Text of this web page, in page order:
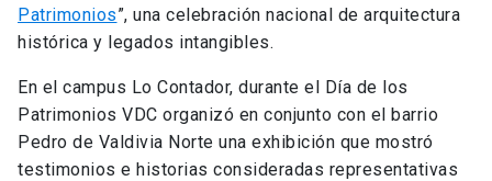
Patrimonios”, una celebración nacional de arquitectura
histórica y legados intangibles.
En el campus Lo Contador, durante el Día de los
Patrimonios VDC organizó en conjunto con el barrio
Pedro de Valdivia Norte una exhibición que mostró
testimonios e historias consideradas representativas